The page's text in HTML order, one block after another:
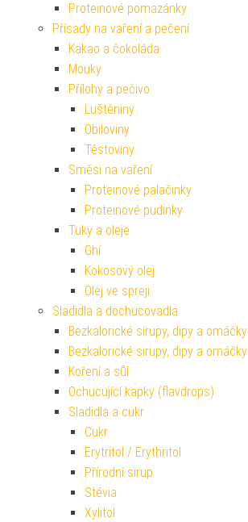
Proteinové pomazánky
Přísady na vaření a pečení
Kakao a čokoláda
Mouky
Přílohy a pečivo
Luštěniny
Obiloviny
Těstoviny
Směsi na vaření
Proteinové palačinky
Proteinové pudinky
Tuky a oleje
Ghí
Kokosový olej
Olej ve spreji
Sladidla a dochucovadla
Bezkalorické sirupy, dipy a omáčky
Bezkalorické sirupy, dipy a omáčky
Koření a sůl
Ochucující kapky (flavdrops)
Sladidla a cukr
Cukr
Erytritol / Erythritol
Přírodní sirup
Stévia
Xylitol